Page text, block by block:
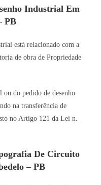
Industrial Em
PB
está relacionado com a
de obra de Propriedade
ou do pedido de desenho
na transferência de
no Artigo 121 da Lei n.
De Circuito
– PB